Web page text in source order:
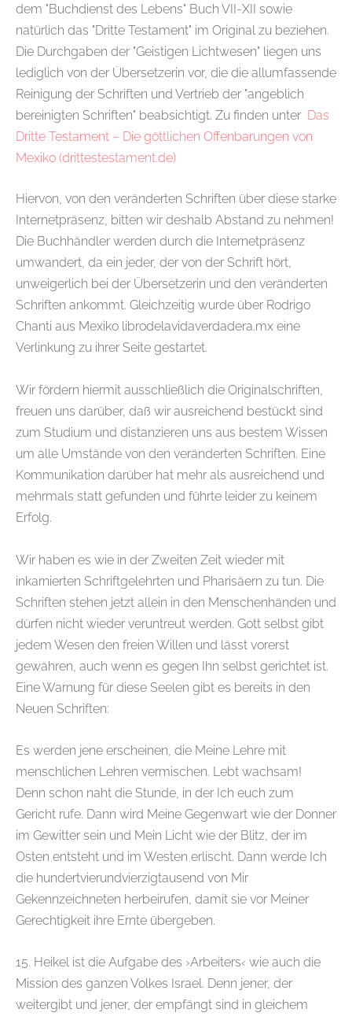
dem "Buchdienst des Lebens" Buch VII-XII sowie
natürlich das "Dritte Testament" im Original zu beziehen.
Die Durchgaben der "Geistigen Lichtwesen" liegen uns
lediglich von der Übersetzerin vor, die die allumfassende
Reinigung der Schriften und Vertrieb der "angeblich
bereinigten Schriften" beabsichtigt. Zu finden unter Das
Dritte Testament – Die göttlichen Offenbarungen von
Mexiko (drittestestament.de)
Hiervon, von den veränderten Schriften über diese starke
Internetpräsenz, bitten wir deshalb Abstand zu nehmen!
Die Buchhändler werden durch die Internetpräsenz
umwandert, da ein jeder, der von der Schrift hört,
unweigerlich bei der Übersetzerin und den veränderten
Schriften ankommt. Gleichzeitig wurde über Rodrigo
Chanti aus Mexiko librodelavidaverdadera.mx eine
Verlinkung zu ihrer Seite gestartet.
Wir fördern hiermit ausschließlich die Originalschriften,
freuen uns darüber, daß wir ausreichend bestückt sind
zum Studium und distanzieren uns aus bestem Wissen
um alle Umstände von den veränderten Schriften. Eine
Kommunikation darüber hat mehr als ausreichend und
mehrmals statt gefunden und führte leider zu keinem
Erfolg.
Wir haben es wie in der Zweiten Zeit wieder mit
inkarnierten Schriftgelehrten und Pharisäern zu tun. Die
Schriften stehen jetzt allein in den Menschenhänden und
dürfen nicht wieder veruntreut werden. Gott selbst gibt
jedem Wesen den freien Willen und lässt vorerst
gewähren, auch wenn es gegen Ihn selbst gerichtet ist.
Eine Warnung für diese Seelen gibt es bereits in den
Neuen Schriften:
Es werden jene erscheinen, die Meine Lehre mit
menschlichen Lehren vermischen. Lebt wachsam!
Denn schon naht die Stunde, in der Ich euch zum
Gericht rufe. Dann wird Meine Gegenwart wie der Donner
im Gewitter sein und Mein Licht wie der Blitz, der im
Osten entsteht und im Westen erlischt. Dann werde Ich
die hundertvierundvierzigtausend von Mir
Gekennzeichneten herbeirufen, damit sie vor Meiner
Gerechtigkeit ihre Ernte übergeben.
15. Heikel ist die Aufgabe des ›Arbeiters‹ wie auch die
Mission des ganzen Volkes Israel. Denn jener, der
weitergibt und jener, der empfängt sind in gleichem